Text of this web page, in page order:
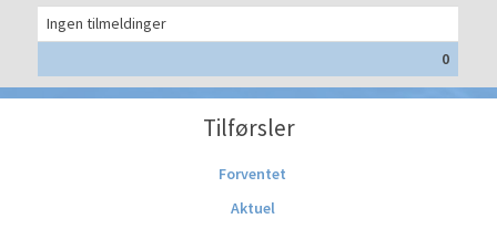
Ingen tilmeldinger
0
Tilførsler
Forventet
Aktuel